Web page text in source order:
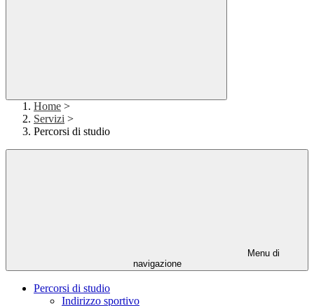
Home >
Servizi >
Percorsi di studio
Menu di
navigazione
Percorsi di studio
Indirizzo sportivo